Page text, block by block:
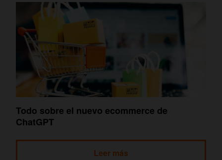
Todo sobre el nuevo ecommerce de
ChatGPT
Leer más